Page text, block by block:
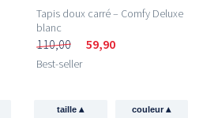
Tapis doux carré – Comfy Deluxe
blanc
110,00 59,90
Best-seller
taille▴ couleur▴